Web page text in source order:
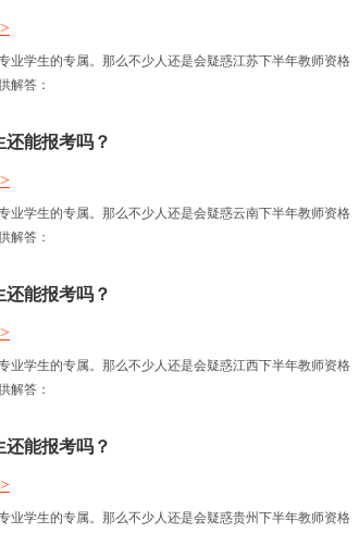
业学生的专属。那么不少人还是会疑惑江苏下半年教师资格
解答：
能报考吗？
业学生的专属。那么不少人还是会疑惑云南下半年教师资格
解答：
能报考吗？
业学生的专属。那么不少人还是会疑惑江西下半年教师资格
解答：
能报考吗？
业学生的专属。那么不少人还是会疑惑贵州下半年教师资格